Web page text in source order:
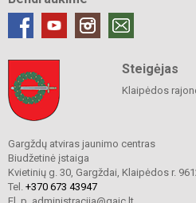
Steigėjas
Klaipėdos
Gargždų atviras jaunimo centras
Biudžetinė įstaiga
Kvietinių g. 30, Gargždai, Klaipėdos r.
Tel. +370 673 43947